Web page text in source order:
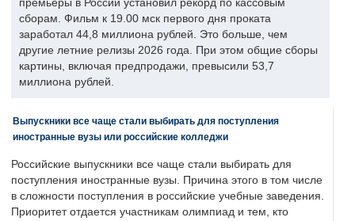
премьеры в России установил рекорд по кассовым
сборам. Фильм к 19.00 мск первого дня проката
заработал 44,8 миллиона рублей. Это больше, чем
другие летние релизы 2026 года. При этом общие сборы
картины, включая предпродажи, превысили 53,7
миллиона рублей.
Выпускники все чаще стали выбирать для поступления
иностранные вузы или российские колледжи
Российские выпускники все чаще стали выбирать для
поступления иностранные вузы. Причина этого в том числе
в сложности поступления в российские учебные заведения.
Приоритет отдается участникам олимпиад и тем, кто